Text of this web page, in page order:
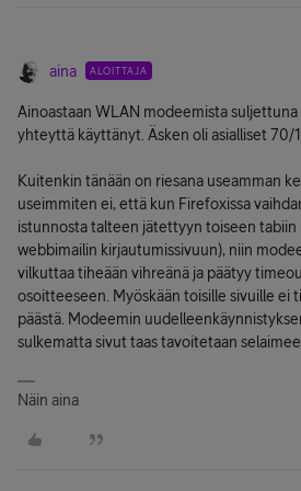
aina ALOITTAJA
Ainoastaan WLAN modeemista
yhteyttä käyttänyt. Äsken oli asialliset 70/
Kuitenkin tänään on riesana useamman
useimmiten ei, että kun Firefoxissa
istunnosta talteen jätettyyn toiseen tabiin
webbimailin kirjautumissivuun), niin
vilkuttaa tiheään vihreänä ja päätyy
osoitteeseen. Myöskään toisille sivuille ei
päästä. Modeemin
sulkematta sivut taas tavoitetaan
Näin aina